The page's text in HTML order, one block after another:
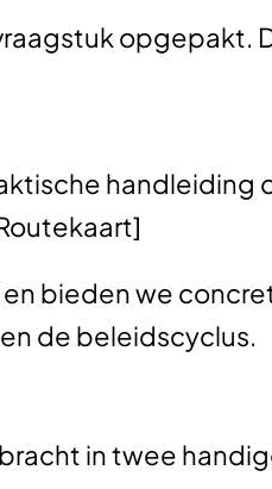
opgepakt.
bieden we
de beleidscyclus.
in twee